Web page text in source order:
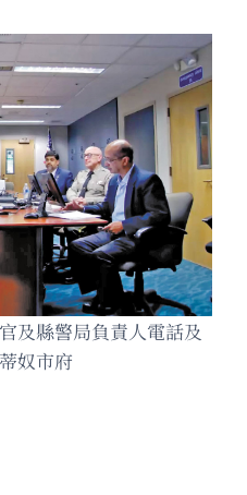
及縣警局負責人電話及
奴市府